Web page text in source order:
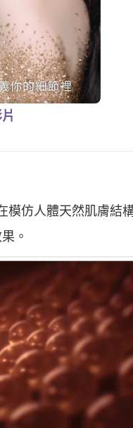
仿人體天然肌膚結
。